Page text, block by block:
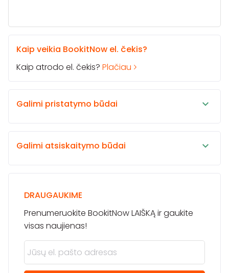
Kaip veikia BookitNow el. čekis?
Kaip atrodo el. čekis? Plačiau
Galimi pristatymo būdai
Galimi atsiskaitymo būdai
DRAUGAUKIME
Prenumeruokite BookitNow LAIŠKĄ ir gaukite
visas naujienas!